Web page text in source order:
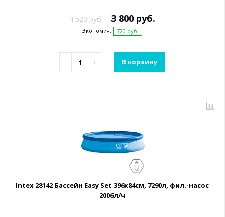
4 520 руб. 3 800 руб.
Экономия: 720 руб.
− + В корзину
Intex 28142 Бассейн Easy Set 396х84см, 7290л, фил.-насос
2006л/ч